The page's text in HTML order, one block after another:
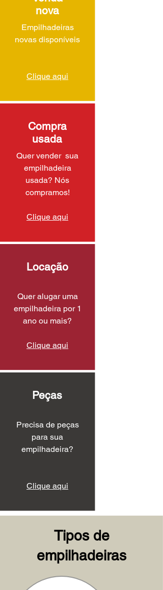
nova
Empilhadeiras
novas disponíveis
Clique aqui
Compra
usada
Quer vender sua
empilhadeira
usada? Nós
compramos!
Clique aqui
Locação
Quer alugar uma
empilhadeira por 1
ano ou mais?
Clique aqui
Peças
Precisa de peças
para sua
empilhadeira?
Clique aqui
Tipos de
empilhadeiras